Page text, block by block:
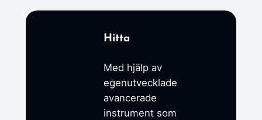
Hitta
Med hjälp av
egenutvecklade
avancerade
instrument som